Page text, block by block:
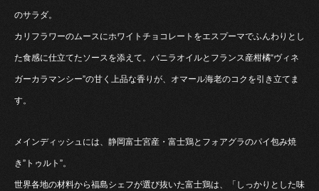
のサラダ。
カリフラワーのムースにホワイトチョコレートをエスプーマでふんわりとし
た食感に仕立てたソースを添えて。バニラオイルとフランス産柑橘“ヴィネ
ガーカラマンシー”の甘く上品な香りが、オマール海老のコクを引き立てま
す。
メインディッシュには、静岡富士宮産・富士鶏とフォアグラのパイ包み焼
き”トゥルト”。
世界各地の材料から福島シェフが選び抜いた富士鶏は、「しっかりとした味